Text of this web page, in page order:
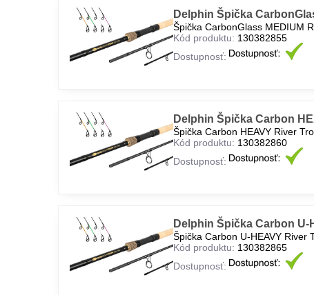
Delphin Špička
Špička CarbonGlass MEDIUM
Kód produktu: 130382855
Dostupnosť:
Delphin Špička Carbon
Špička Carbon HEAVY River
Kód produktu: 130382860
Dostupnosť:
Delphin Špička Carbon U-
Špička Carbon U-HEAVY River
Kód produktu: 130382865
Dostupnosť: